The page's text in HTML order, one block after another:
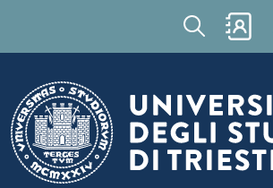
Salta al
Cerca